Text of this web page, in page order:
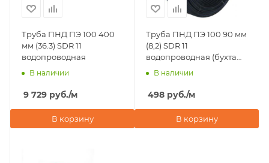
Труба ПНД ПЭ 100 400
мм (36.3) SDR 11
водопроводная
В наличии
9 729 руб./м
В корзину
Труба ПНД ПЭ 100 90 мм
(8,2) SDR 11
водопроводная (бухта
100 м)
В наличии
498 руб./м
В корзину